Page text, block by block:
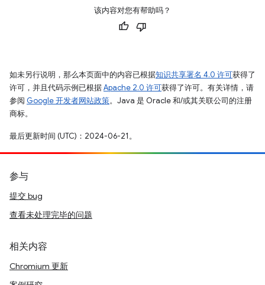
该内容对您有帮助吗？
如未另行说明，那么本页面中的内容已根据知识共享署名 4.0 许可获得了
许可，并且代码示例已根据Apache 2.0 许可获得了许可。有关详情，请
参阅 Google 开发者网站政策。Java 是 Oracle 和/或其关联公司的注册
商标。
最后更新时间 (UTC)：2024-06-21。
参与
提交 bug
查看未处理完毕的问题
相关内容
Chromium 更新